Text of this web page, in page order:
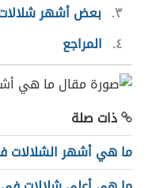
٣ بعض أشهر شلالات
٤
المراجع
ذات صلة
ما هي أشهر الشلالات